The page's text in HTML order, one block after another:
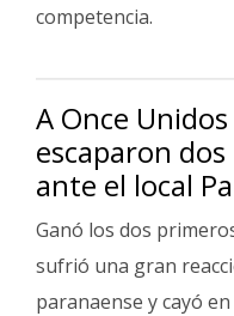
competencia.
A Once Unidos
escaparon
ante el local
Ganó los dos
sufrió una gran
paranaense y cayó